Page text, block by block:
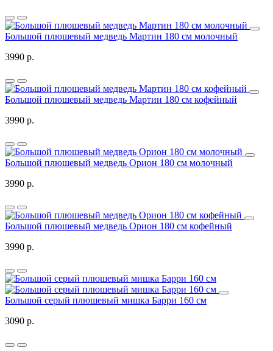
Большой плюшевый медведь Мартин 180 см молочный
3990 р.
Большой плюшевый медведь Мартин 180 см кофейный
3990 р.
Большой плюшевый медведь Орион 180 см молочный
3990 р.
Большой плюшевый медведь Орион 180 см кофейный
3990 р.
Большой серый плюшевый мишка Барри 160 см
3090 р.